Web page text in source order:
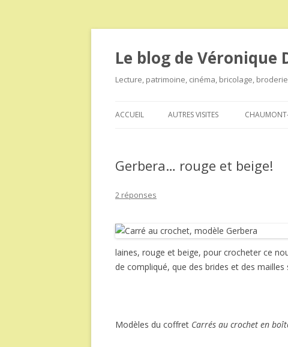
Le blog de Véronique
Lecture, patrimoine, cinéma, bricolage,
ACCUEIL AUTRES VISITES
Gerbera… rouge et beige!
2 réponses
laines, rouge et beige, pour crocheter ce
de compliqué, que des brides et des mailles
Modèles du coffret Carrés au crochet en